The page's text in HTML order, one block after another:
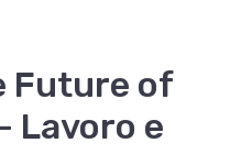
Future of
Lavoro e